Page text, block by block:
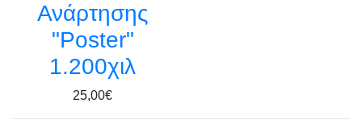
Ανάρτησης
"Poster"
1.200χιλ
25,00€